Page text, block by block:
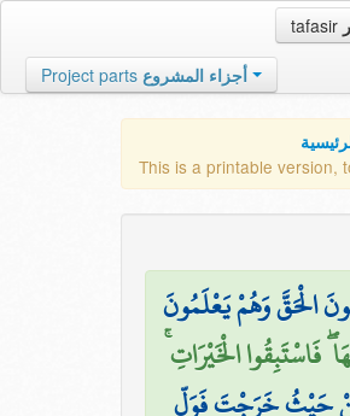
tafasir
Project parts أجزاء المشروع
This is a printable version,
الْحَقَّ وَهُمْ يَعْلَمُونَ
فَاسْتَبِقُوا الْخَيْرَاتِ
حَيْثُ خَرَجْتَ فَوَلِّ